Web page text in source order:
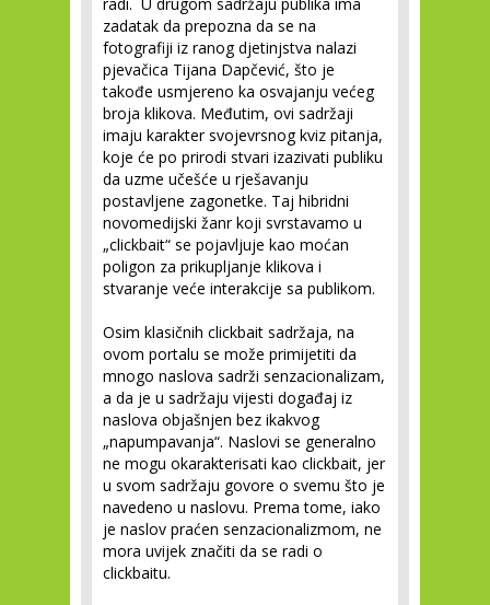
zadatak da prepozna da se na
fotografiji iz ranog djetinjstva nalazi
pjevačica Tijana Dapčević, što je
takođe usmjereno ka osvajanju većeg
broja klikova. Međutim, ovi sadržaji
imaju karakter svojevrsnog kviz pitanja,
koje će po prirodi stvari izazivati publiku
da uzme učešće u rješavanju
postavljene zagonetke. Taj hibridni
novomedijski žanr koji svrstavamo u
„clickbait“ se pojavljuje kao moćan
poligon za prikupljanje klikova i
stvaranje veće interakcije sa publikom.
Osim klasičnih clickbait sadržaja, na
ovom portalu se može primijetiti da
mnogo naslova sadrži senzacionalizam,
a da je u sadržaju vijesti događaj iz
naslova objašnjen bez ikakvog
„napumpavanja“. Naslovi se generalno
ne mogu okarakterisati kao clickbait, jer
u svom sadržaju govore o svemu što je
navedeno u naslovu. Prema tome, iako
je naslov praćen senzacionalizmom, ne
mora uvijek značiti da se radi o
clickbaitu.